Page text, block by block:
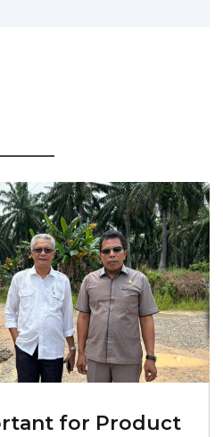
for Product